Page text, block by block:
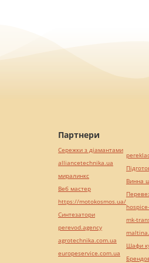
Партнери
Сережки з діамантами
alliancetechnika.ua
миралинкс
Веб мастер
https://motokosmos.ua/
Синтезатори
perevod.agency
agrotechnika.com.ua
europeservice.com.ua
Винна
mk-
Шафи